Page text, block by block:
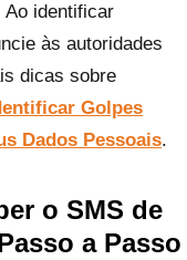
Ao identificar
às autoridades
dicas sobre
Golpes
Dados Pessoais.
o SMS de
a Passo